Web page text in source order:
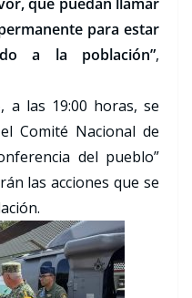
para estar
a la población”,
a las 19:00 horas, se
Comité Nacional de
del pueblo”
las acciones que se